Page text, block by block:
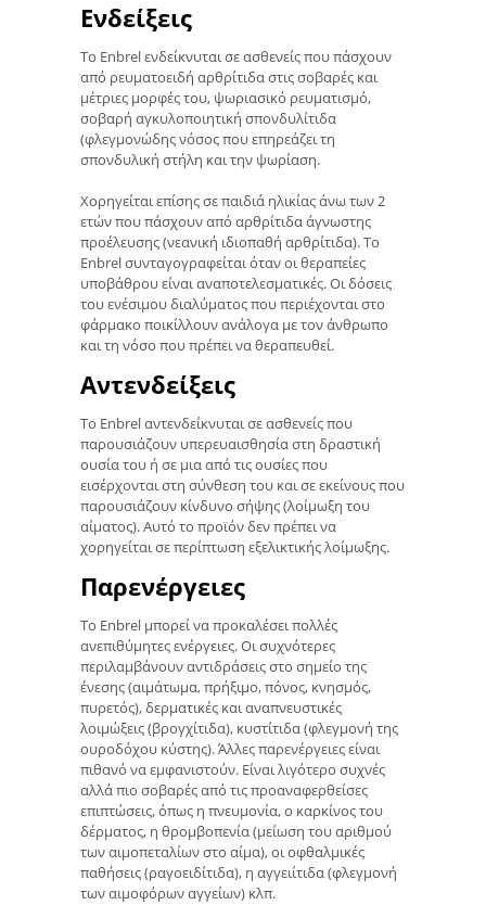
Ενδείξεις
Το Enbrel ενδείκνυται σε ασθενείς που πάσχουν
από ρευματοειδή αρθρίτιδα στις σοβαρές και
μέτριες μορφές του, ψωριασικό ρευματισμό,
σοβαρή αγκυλοποιητική σπονδυλίτιδα
(φλεγμονώδης νόσος που επηρεάζει τη
σπονδυλική στήλη και την ψωρίαση.
Χορηγείται επίσης σε παιδιά ηλικίας άνω των 2
ετών που πάσχουν από αρθρίτιδα άγνωστης
προέλευσης (νεανική ιδιοπαθή αρθρίτιδα). Το
Enbrel συνταγογραφείται όταν οι θεραπείες
υποβάθρου είναι αναποτελεσματικές. Οι δόσεις
του ενέσιμου διαλύματος που περιέχονται στο
φάρμακο ποικίλλουν ανάλογα με τον άνθρωπο
και τη νόσο που πρέπει να θεραπευθεί.
Αντενδείξεις
Το Enbrel αντενδείκνυται σε ασθενείς που
παρουσιάζουν υπερευαισθησία στη δραστική
ουσία του ή σε μια από τις ουσίες που
εισέρχονται στη σύνθεση του και σε εκείνους που
παρουσιάζουν κίνδυνο σήψης (λοίμωξη του
αίματος). Αυτό το προϊόν δεν πρέπει να
χορηγείται σε περίπτωση εξελικτικής λοίμωξης.
Παρενέργειες
Το Enbrel μπορεί να προκαλέσει πολλές
ανεπιθύμητες ενέργειες. Οι συχνότερες
περιλαμβάνουν αντιδράσεις στο σημείο της
ένεσης (αιμάτωμα, πρήξιμο, πόνος, κνησμός,
πυρετός), δερματικές και αναπνευστικές
λοιμώξεις (βρογχίτιδα), κυστίτιδα (φλεγμονή της
ουροδόχου κύστης). Άλλες παρενέργειες είναι
πιθανό να εμφανιστούν. Είναι λιγότερο συχνές
αλλά πιο σοβαρές από τις προαναφερθείσες
επιπτώσεις, όπως η πνευμονία, ο καρκίνος του
δέρματος, η θρομβοπενία (μείωση του αριθμού
των αιμοπεταλίων στο αίμα), οι οφθαλμικές
παθήσεις (ραγοειδίτιδα), η αγγειίτιδα (φλεγμονή
των αιμοφόρων αγγείων) κλπ.